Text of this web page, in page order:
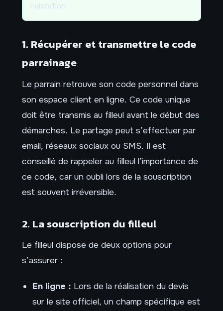
habitation.
1. Récupérer et transmettre le code
parrainage
Le parrain retrouve son code personnel dans
son espace client en ligne. Ce code unique
doit être transmis au filleul avant le début des
démarches. Le partage peut s’effectuer par
email, réseaux sociaux ou SMS. Il est
conseillé de rappeler au filleul l’importance de
ce code, car un oubli lors de la souscription
est souvent irréversible.
2. La souscription du filleul
Le filleul dispose de deux options pour
s’assurer :
En ligne : Lors de la réalisation du devis
sur le site officiel, un champ spécifique est